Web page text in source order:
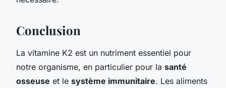
Conclusion
La vitamine K2 est un nutriment essentiel pour
notre organisme, en particulier pour la santé
osseuse et le système immunitaire. Les aliments